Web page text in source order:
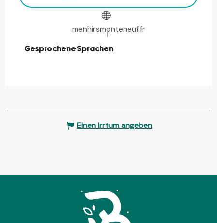
menhirsmonteneuf.fr
Gesprochene Sprachen
Gesprochene Sprachen
Einen Irrtum angeben